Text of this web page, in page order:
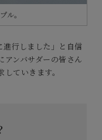
ル。
行しました」と自信
ンバサダーの皆さん
ていきます。